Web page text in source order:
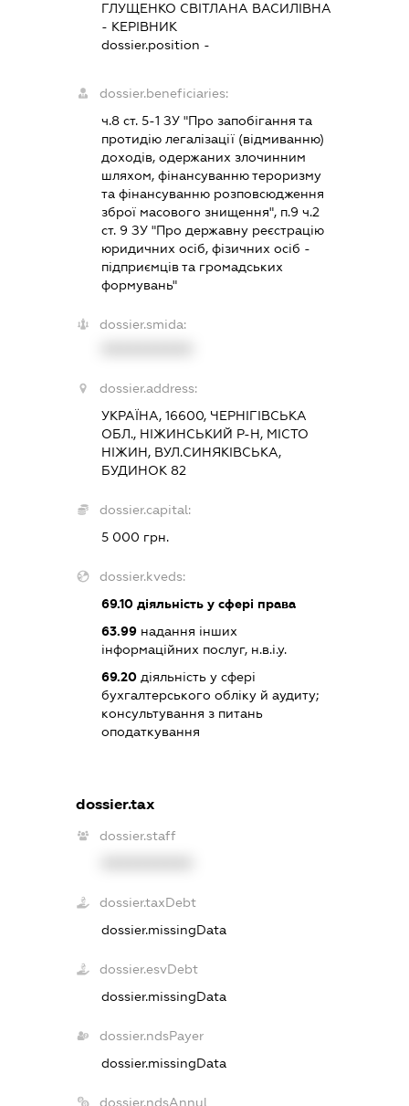
ГЛУЩЕНКО СВІТЛАНА ВАСИЛІВНА
- КЕРІВНИК
dossier.position -
dossier.beneficiaries:
ч.8 ст. 5-1 ЗУ "Про запобігання та
протидію легалізації (відмиванню)
доходів, одержаних злочинним
шляхом, фінансуванню тероризму
та фінансуванню розповсюдження
зброї масового знищення", п.9 ч.2
ст. 9 ЗУ "Про державну реєстрацію
юридичних осіб, фізичних осіб -
підприємців та громадських
формувань"
dossier.smida:
dossier.address:
УКРАЇНА, 16600, ЧЕРНІГІВСЬКА
ОБЛ., НІЖИНСЬКИЙ Р-Н, МІСТО
НІЖИН, ВУЛ.СИНЯКІВСЬКА,
БУДИНОК 82
dossier.capital:
5 000 грн.
dossier.kveds:
69.10 діяльність у сфері права
63.99 надання інших
інформаційних послуг, н.в.і.у.
69.20 діяльність у сфері
бухгалтерського обліку й аудиту;
консультування з питань
оподаткування
dossier.tax
dossier.staff
dossier.taxDebt
dossier.missingData
dossier.esvDebt
dossier.missingData
dossier.ndsPayer
dossier.missingData
dossier.ndsAnnul